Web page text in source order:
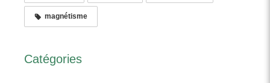
magnétisme
Catégories